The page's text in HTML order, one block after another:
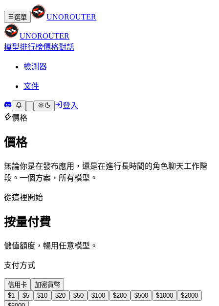
選單 UNOROUTER
UNOROUTER
模型排行榜價格對話
檢測器
文件
登入
價格
價格
無論你是在發布應用，還是在進行長時間的角色聊天工作階
段。一個方案，所有模型。
從這裡開始
按量付費
儲值額度，暢用任意模型。
支付方式
信用卡
加密貨幣
$1 $5 $10 $20 $50 $100 $200 $500 $1000 $2000